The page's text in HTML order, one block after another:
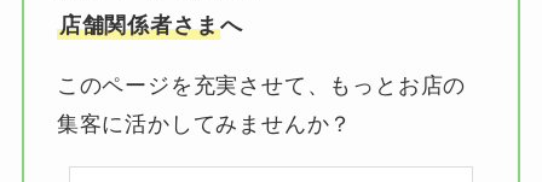
店舗関係者さまへ
このページを充実させて、もっとお店の
集客に活かしてみませんか？